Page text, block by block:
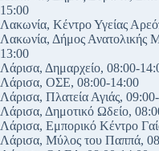
15:00
Λακωνία, Κέντρο Υγείας
Λακωνία, Δήμος Ανατολικής
13:00
Λάρισα, Δημαρχείο, 08:00-
Λάρισα, ΟΣΕ, 08:00-14:00
Λάρισα, Πλατεία Αγιάς,
Λάρισα, Δημοτικό Ωδείο,
Λάρισα, Εμπορικό Κέντρο
Λάρισα, Μύλος του Παππά,